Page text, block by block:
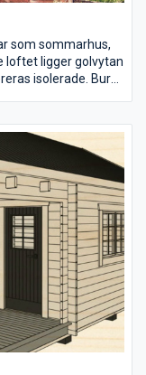
som sommarhus,
loftet ligger golvytan
isolerade. Bure